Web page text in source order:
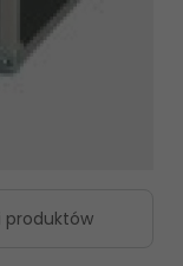
produktów